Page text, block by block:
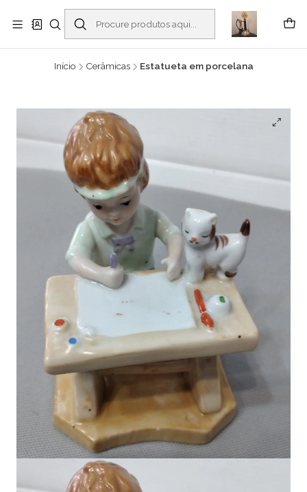
Buscantiguidades - Leilões. Colecionismo e antiguidades em Viana do
Castelo -
Ler mais
Início Cerâmicas Estatueta em porcelana